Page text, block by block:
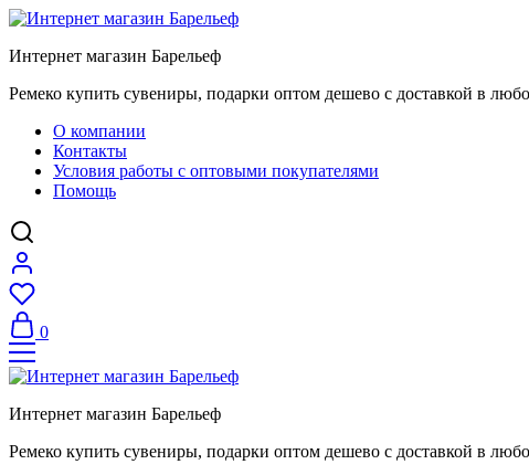
Интернет магазин Барельеф
Ремеко купить сувениры, подарки оптом дешево с доставкой в
О компании
Контакты
Условия работы с оптовыми покупателями
Помощь
0
Интернет магазин Барельеф
Ремеко купить сувениры, подарки оптом дешево с доставкой в